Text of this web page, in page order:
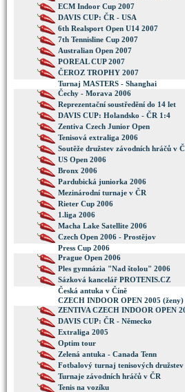
ECM Indoor Cup 2007
DAVIS CUP: ČR - USA
6th Realsport Open U14 2007
7th Tennisline Cup 2007
Australian Open 2007
POREAL CUP 2007
ČEROZ TROPHY 2007
Turnaj MASTERS - Shanghai
Čechy - Morava 2006
Reprezentační soustředění do 14 let
DAVIS CUP: Holandsko - ČR 1:4
Zentiva Czech Junior Open
Tenisová extraliga 2006
Soutěže družstev závodních hráčů v
US Open 2006
Bronx 2006
Pardubická juniorka 2006
Mezinárodní turnaje v ČR
Rieter Cup 2006
1.liga 2006
Macha Lake Satellite 2006
Czech Open 2006 - Prostějov
Press Cup 2006
Prague Open 2006
Ples gymnázia "Nad štolou" 2006
Sázková kancelář PROTENIS.CZ
Česká antuka v Číně
CZECH INDOOR OPEN 2005 (ženy)
ZENTIVA CZECH INDOOR OPEN
DAVIS CUP: ČR - Německo
Extraliga 2005
Optim tour
Zelená antuka - Canada Tenn
Fotbalový turnaj tenisových družstev
Turnaje závodních hráčů v ČR
Tenis na vozíku